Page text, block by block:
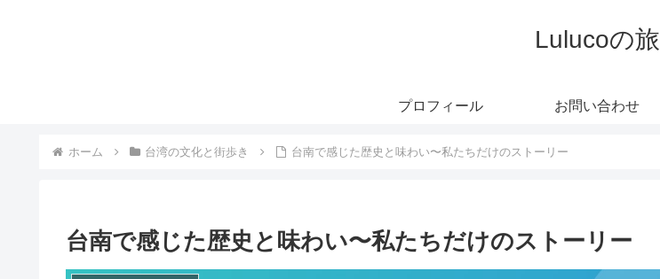
Lulucoの旅
プロフィール お問い合わせ
ホーム 台湾の文化と街歩き 台南で感じた歴史と味わい〜私たちだけのストーリー
台南で感じた歴史と味わい〜私たちだけのストーリー